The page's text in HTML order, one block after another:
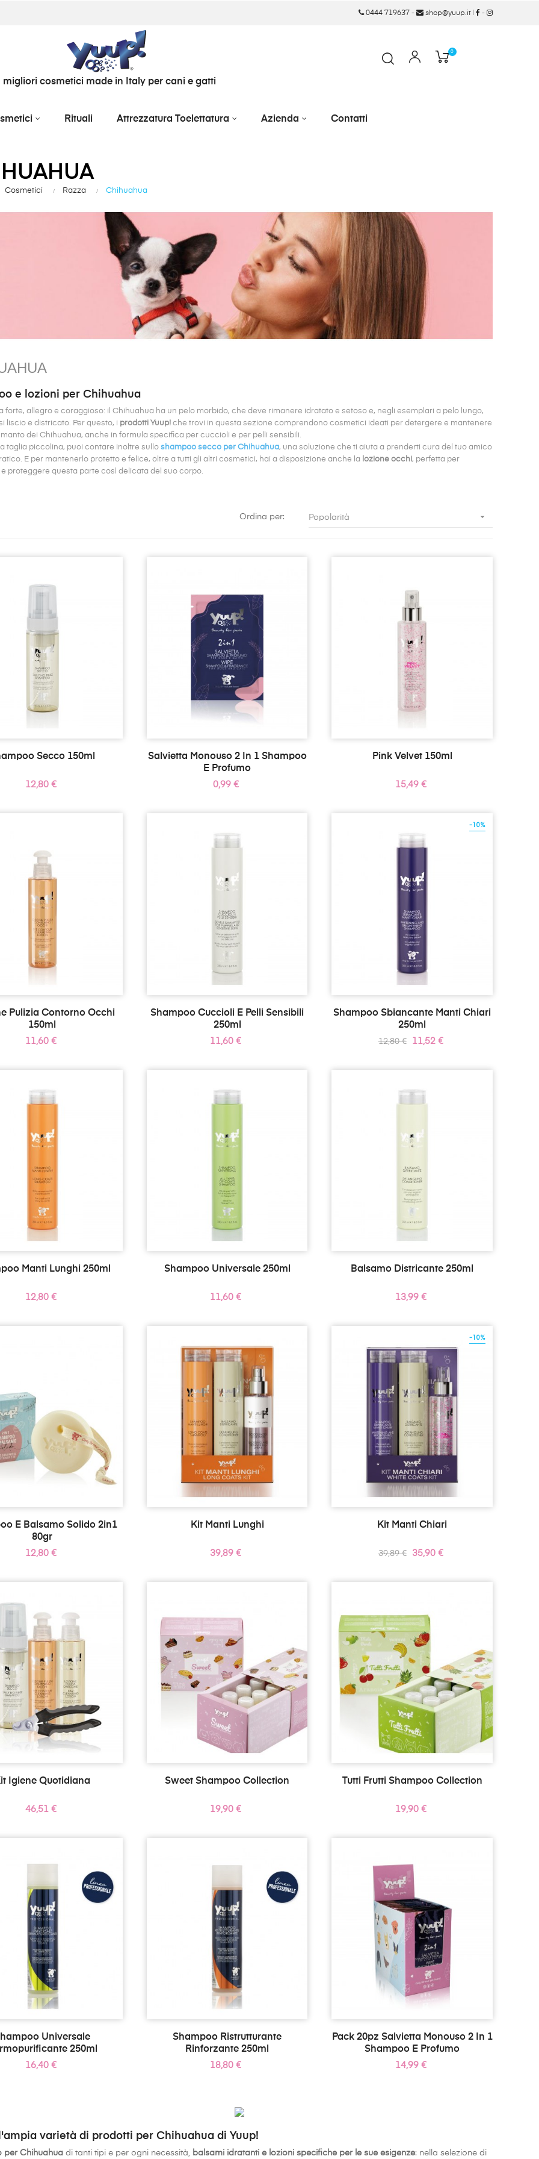
0444 719637- shop@yuup.it| -
migliori cosmetici made in Italy per cani e gatti
0
Rituali Attrezzatura Toelettatura Azienda Contatti
Cosmetici Razza Chihuahua
e lozioni per Chihuahua
forte, allegro e coraggioso: il Chihuahua ha un pelo morbido, che deve rimanere idratato e setoso e, negli esemplari a pelo lungo,
liscio e districato. Per questo, i prodotti Yuup! che trovi in questa sezione comprendono cosmetici ideati per detergere e mantenere
dei Chihuahua, anche in formula specifica per cuccioli e per pelli sensibili.
taglia piccolina, puoi contare inoltre sullo shampoo secco per Chihuahua, una soluzione che ti aiuta a prenderti cura del tuo amico
E per mantenerlo protetto e felice, oltre a tutti gli altri cosmetici, hai a disposizione anche la lozione occhi, perfetta per
proteggere questa parte così delicata del suo corpo.
Ordina per: Popolarità 
Secco 150ml
Prezzo
12,80 €
Salvietta Monouso 2 In 1 Shampoo
E Profumo
Prezzo
0,99 €
Pink Velvet 150ml
Prezzo
15,49 €
Pulizia Contorno Occhi
150ml
Prezzo
11,60 €
Shampoo Cuccioli E Pelli Sensibili
250ml
Prezzo
11,60 €
Shampoo Sbiancante Manti Chiari
250ml
Prezzo
12,80 €
-10%
Prezzo
11,52 €
Manti Lunghi 250ml
Prezzo
12,80 €
Shampoo Universale 250ml
Prezzo
11,60 €
Balsamo Districante 250ml
Prezzo
13,99 €
E Balsamo Solido 2in1
80gr
Prezzo
12,80 €
Kit Manti Lunghi
Prezzo
39,89 €
Kit Manti Chiari
Prezzo
39,89 €
-10%
Prezzo
35,90 €
Igiene Quotidiana
Prezzo
46,51 €
Sweet Shampoo Collection
Prezzo
19,90 €
Tutti Frutti Shampoo Collection
Prezzo
19,90 €
Universale
250ml
Prezzo
16,40 €
Shampoo Ristrutturante
Rinforzante 250ml
Prezzo
18,80 €
Pack 20pz Salvietta Monouso 2 In 1
Shampoo E Profumo
Prezzo
14,99 €
varietà di prodotti per Chihuahua di Yuup!
per Chihuahua di tanti tipi e per ogni necessità, balsami idratanti e lozioni specifiche per le sue esigenze: nella selezione di